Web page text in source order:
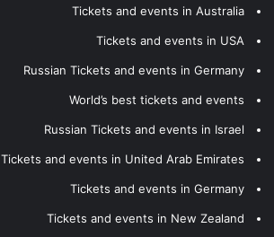
Tickets and events in Australia
Tickets and events in USA
Russian Tickets and events in Germany
World’s best tickets and events
Russian Tickets and events in Israel
Tickets and events in United Arab Emirates
Tickets and events in Germany
Tickets and events in New Zealand